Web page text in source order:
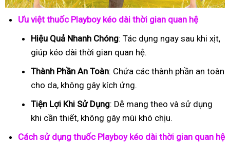
Ưu việt thuốc Playboy kéo dài thời gian quan hệ
Hiệu Quả Nhanh Chóng: Tác dụng ngay sau khi xịt,
giúp kéo dài thời gian quan hệ.
Thành Phần An Toàn: Chứa các thành phần an toàn
cho da, không gây kích ứng.
Tiện Lợi Khi Sử Dụng: Dễ mang theo và sử dụng
khi cần thiết, không gây mùi khó chịu.
Cách sử dụng thuốc Playboy kéo dài thời gian quan hệ